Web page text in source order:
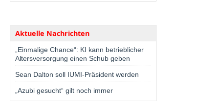
Aktuelle Nachrichten
„Einmalige Chance“: KI kann betrieblicher
Altersversorgung einen Schub geben
Sean Dalton soll IUMI-Präsident werden
„Azubi gesucht“ gilt noch immer